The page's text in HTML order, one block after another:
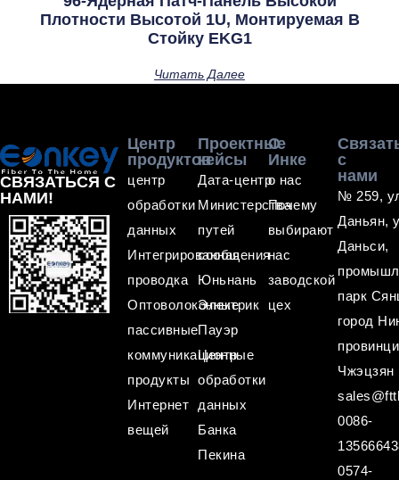
Плотности Высотой 1U, Монтируемая В
Стойку EKG1
Читать Далее
Центр
продуктов
центр
обработки
данных
Интегрированная
проводка
Оптоволоконные
пассивные
коммуникационные
продукты
Интернет
вещей
Проектные
кейсы
Дата-центр
Министерства
путей
сообщения
Юньнань
Электрик
Пауэр
Центр
обработки
данных
Банка
Пекина
О
Инке
о нас
Почему
выбирают
нас
заводской
цех
с
нами
№ 259,
Даньян,
Даньси,
парк
город
Чжэцзян
0086-
0574-
СВЯЗАТЬСЯ С
НАМИ!